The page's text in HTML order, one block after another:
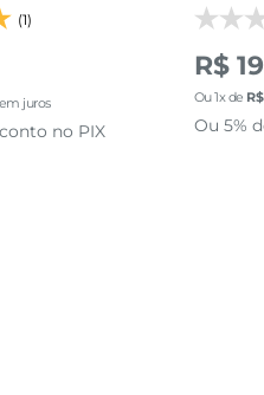
(1)
juros
no PIX
R$
Ou1x de R$
Ou 5%